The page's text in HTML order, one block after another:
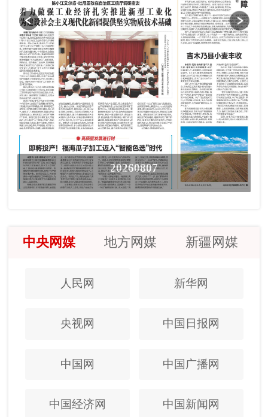
20260807
中央网媒 地方网媒 新疆网媒
人民网 新华网
央视网 中国日报网
中国网 中国广播网
中国经济网 中国新闻网